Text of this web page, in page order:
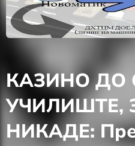
КАЗИНО ДО
УЧИЛИШТЕ,
НИКАДЕ: